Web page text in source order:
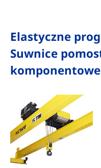
Elastyczne
Suwnice
komponentowe